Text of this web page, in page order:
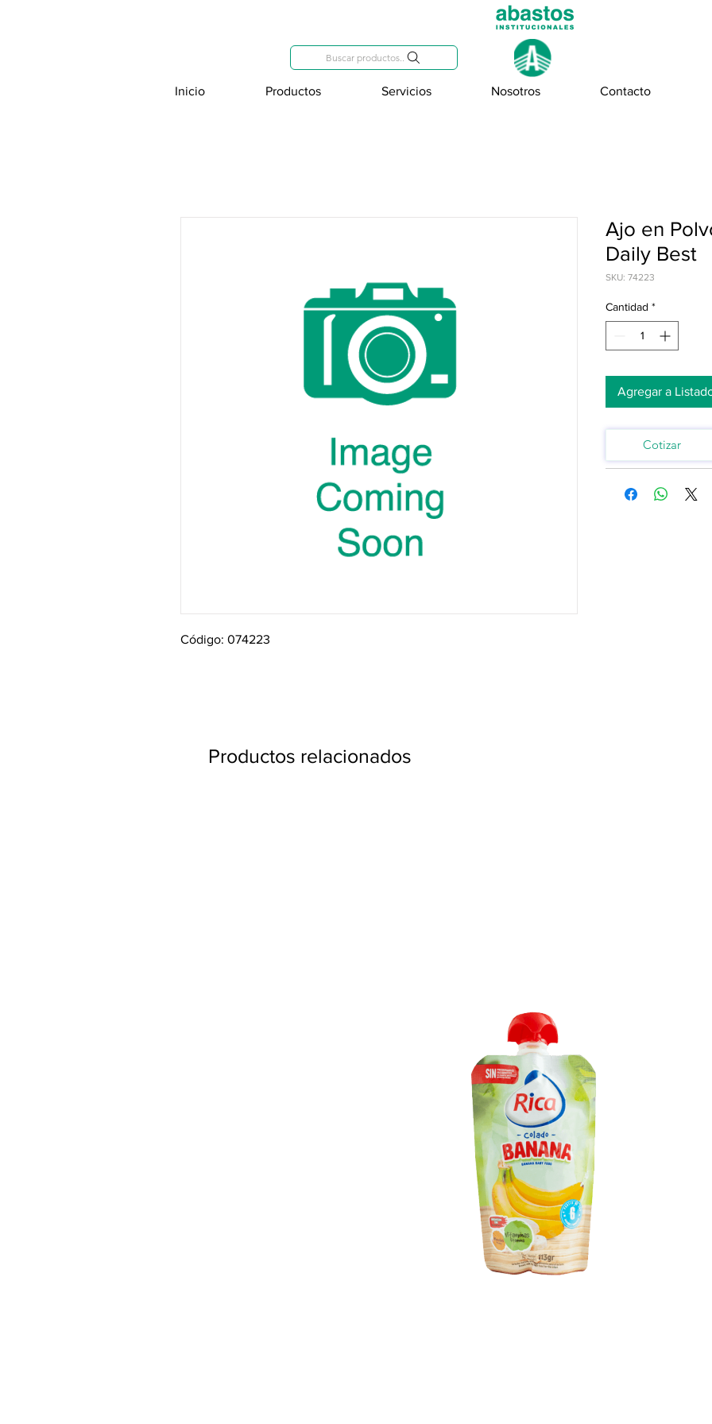
Buscar productos..
Inicio Productos Servicios Nosotros Contacto
Código: 074223
Ajo en
Daily Best
SKU: 74223
Cantidad *
Agregar a
Cotizar
Productos relacionados